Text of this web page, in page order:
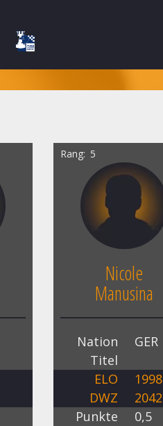
Rang 5
Nicole
Manusina
Nation
GER
Titel
ELO
1998
DWZ
2042
Punkte
0,5